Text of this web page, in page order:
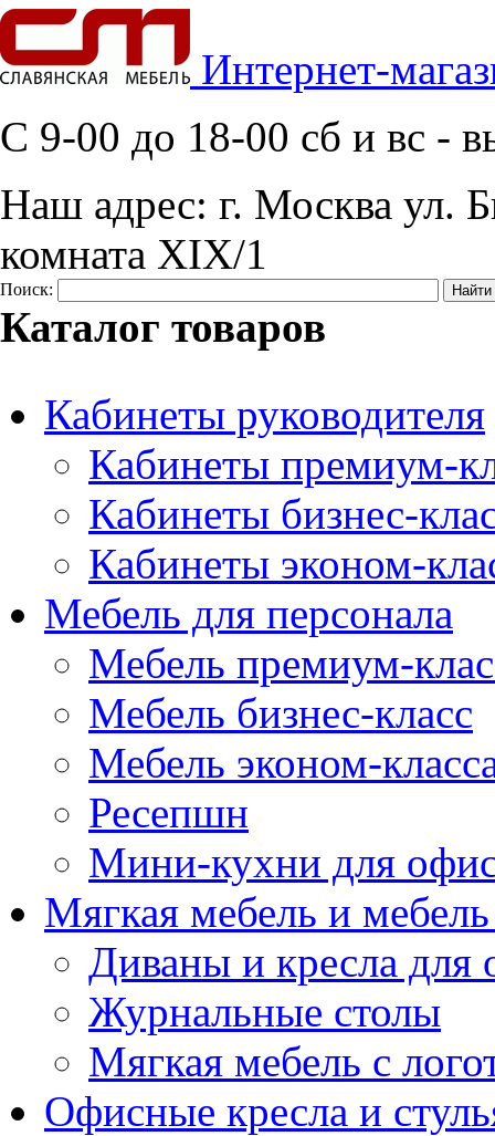
Интернет-
C 9-00 до 18-00 сб и вс -
Наш адрес: г. Москва ул.
комната XIX/1
Поиск:
Каталог товаров
Кабинеты руководителя
Кабинеты премиум-
Кабинеты бизнес-
Кабинеты эконом-
Мебель для персонала
Мебель премиум-
Мебель бизнес-класс
Мебель эконом-
Ресепшн
Мини-кухни для
Мягкая мебель и
Диваны и кресла для
Журнальные столы
Мягкая мебель с
Офисные кресла и